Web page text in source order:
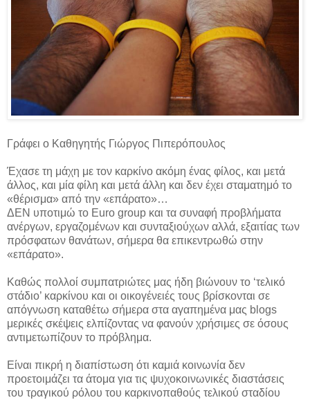
Γράφει ο Καθηγητής Γιώργος Πιπερόπουλος
Έχασε τη μάχη με τον καρκίνο ακόμη ένας φίλος, και μετά
άλλος, και μία φίλη και μετά άλλη και δεν έχει σταματημό το
«θέρισμα» από την «επάρατο»…
ΔΕΝ υποτιμώ το Euro group και τα συναφή προβλήματα
ανέργων, εργαζομένων και συνταξιούχων αλλά, εξαιτίας των
πρόσφατων θανάτων, σήμερα θα επικεντρωθώ στην
«επάρατο».
Καθώς πολλοί συμπατριώτες μας ήδη βιώνουν το ‘τελικό
στάδιο’ καρκίνου και οι οικογένειές τους βρίσκονται σε
απόγνωση καταθέτω σήμερα στα αγαπημένα μας blogs
μερικές σκέψεις ελπίζοντας να φανούν χρήσιμες σε όσους
αντιμετωπίζουν το πρόβλημα.
Είναι πικρή η διαπίστωση ότι καμιά κοινωνία δεν
προετοιμάζει τα άτομα για τις ψυχοκοινωνικές διαστάσεις
του τραγικού ρόλου του καρκινοπαθούς τελικού σταδίου